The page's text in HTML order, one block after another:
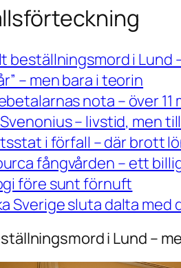
beställningsmord i
– men bara i teorin
nota – över 11
– livstid, men
i förfall – där brott
fångvården – ett
före sunt förnuft
Sverige sluta dalta med
i Lund –